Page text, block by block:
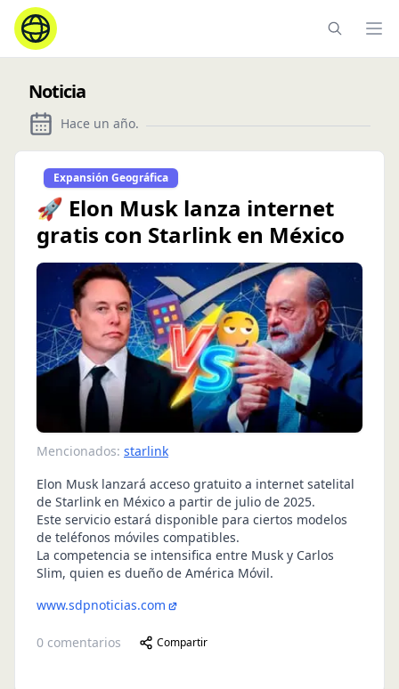
Noticia
Hace un año.
Expansión Geográfica
🚀 Elon Musk lanza internet
gratis con Starlink en México
Mencionados: starlink
Elon Musk lanzará acceso gratuito a internet satelital
de Starlink en México a partir de julio de 2025.
Este servicio estará disponible para ciertos modelos
de teléfonos móviles compatibles.
La competencia se intensifica entre Musk y Carlos
Slim, quien es dueño de América Móvil.
www.sdpnoticias.com
0 comentarios Compartir